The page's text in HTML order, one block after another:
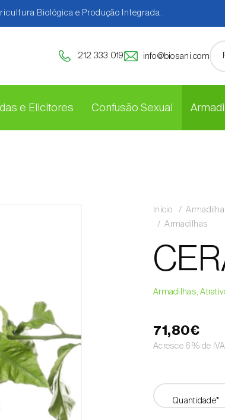
Biológica e Produção Integrada.
212 333 019 info@biosani.com
e Elicitores Confusão Sexual
Início
Armadilhas
Armadilhas,
71,80€
Acresce 6% de IVA
Quantidade*